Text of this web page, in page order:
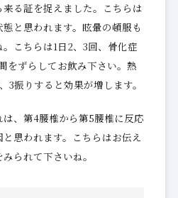
る証を捉えました。こちらは
と思われます。眩暈の頓服も
こちらは1日2、3回、骨化症
をずらしてお飲み下さい。熱
3振りすると効果が増します。
、第4腰椎から第5腰椎に反応
思われます。こちらはお伝え
られて下さいね。